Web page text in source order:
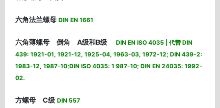
六角法兰螺母 DIN EN 1661
六角薄螺母 倒角 A级和B级
DIN EN ISO 4035 | 代替 DIN
439: 1921-01, 1921-12, 1925-04, 1963-03, 1972-12; DIN 439-2:
1983-12, 1987-10;DIN ISO 4035: 1 987-10; DIN EN 24035: 1992-
02.
方螺母 C级 DIN 557